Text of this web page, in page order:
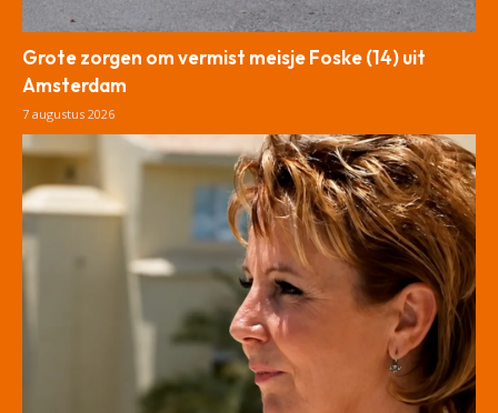
Grote zorgen om vermist meisje Foske (14) uit
Amsterdam
7 augustus 2026